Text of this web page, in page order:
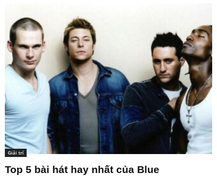
Giải trí
Top 5 bài hát hay nhất của Blue